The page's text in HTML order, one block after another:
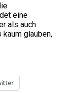
eine
als auch
glauben,